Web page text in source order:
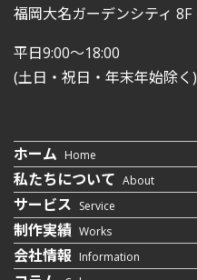
福岡大名ガーデンシティ 8F
平日9:00〜18:00
(土日・祝日・年末年始除く)
ホーム Home
私たちについて About
サービス Service
制作実績 Works
会社情報 Information